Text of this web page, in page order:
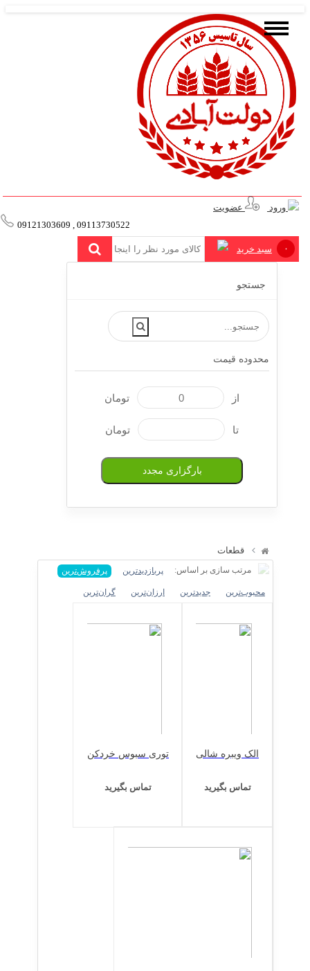
ورود
عضویت
09113730522 , 09121303609
۰ سبد خرید
جستجو
محدوده قیمت
از تومان
تا تومان
بارگزاری مجدد
قطعات
مرتب سازی بر اساس: پربازدیدترین پرفروش‌ترین‌
محبوب‌ترین جدیدترین ارزان‌ترین گران‌ترین
الک ویبره شالی
تماس بگیرید
توری سبوس خردکن
تماس بگیرید